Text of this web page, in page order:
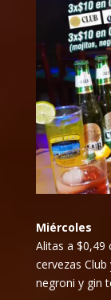
Miércoles
Alitas a $0,49
cervezas
negroni y gin